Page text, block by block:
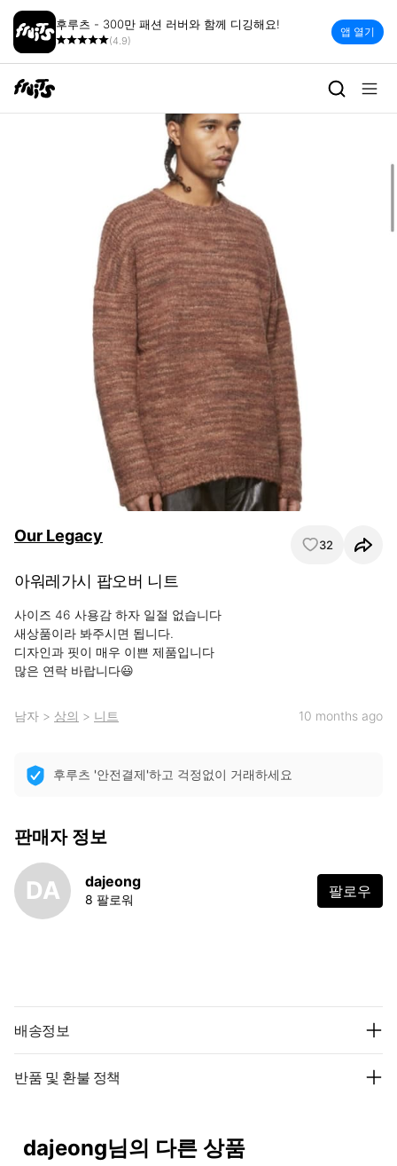
후루츠 - 300만 패션 러버와 함께 디깅해요!
(4.9)
앱 열기
Our Legacy 32
아워레가시 팝오버 니트
사이즈 46 사용감 하자 일절 없습니다
새상품이라 봐주시면 됩니다.
디자인과 핏이 매우 이쁜 제품입니다
많은 연락 바랍니다😃
남자 > 상의 > 니트 10 months ago
후루츠 '안전결제'하고 걱정없이 거래하세요
판매자 정보
DA dajeong
8 팔로워 팔로우
배송정보
반품 및 환불 정책
dajeong님의 다른 상품